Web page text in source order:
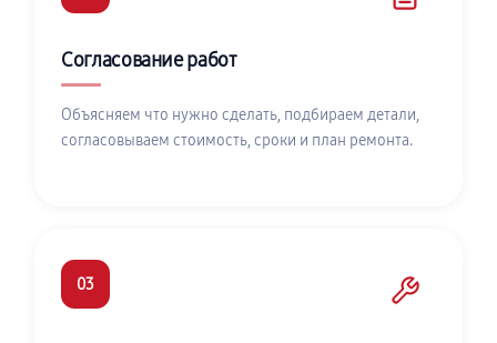
Согласование работ
Объясняем что нужно сделать, подбираем детали,
согласовываем стоимость, сроки и план ремонта.
03